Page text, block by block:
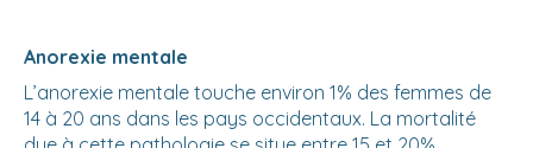
Anorexie mentale
L’anorexie mentale touche environ 1% des femmes de
14 à 20 ans dans les pays occidentaux. La mortalité